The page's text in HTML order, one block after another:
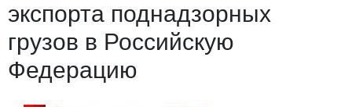
экспорта поднадзорных
грузов в Российскую
Федерацию